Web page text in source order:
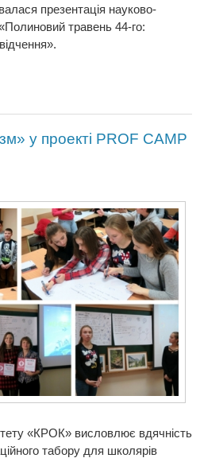
презентація науково-
травень 44-го:
у проекті PROF CAMP
«КРОК» висловлює вдячність
табору для школярів